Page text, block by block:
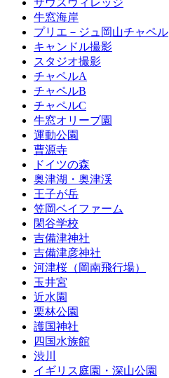
牛窓海岸
プリエ－ジュ岡山チャペル
キャンドル撮影
スタジオ撮影
チャペルA
チャペルB
チャペルC
牛窓オリーブ園
運動公園
曹源寺
ドイツの森
奥津湖・奥津渓
王子が岳
笠岡ベイファーム
閑谷学校
吉備津神社
吉備津彦神社
河津桜（岡南飛行場）
玉井宮
近水園
栗林公園
護国神社
四国水族館
渋川
イギリス庭園・深山公園